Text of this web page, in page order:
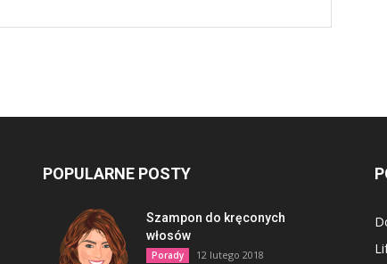
POPULARNE POSTY
Szampon do kręconych
włosów
Porady 12 lutego 2018